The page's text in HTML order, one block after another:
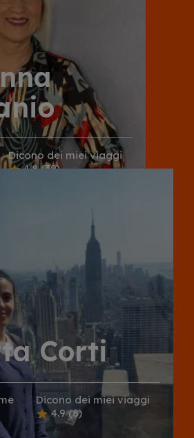
Dicono dei miei viaggi
4.8(39)
Corti
Dicono dei miei viaggi
4.9(8)